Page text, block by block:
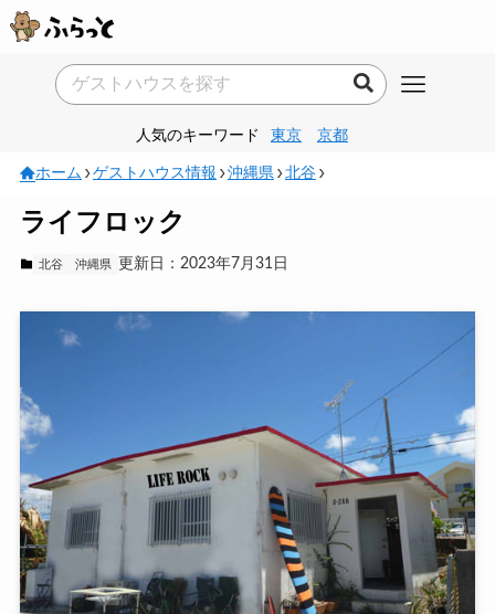
人気のキーワード 東京 京都
ホーム ゲストハウス情報 沖縄県 北谷
ライフロック
北谷 沖縄県 更新日：2023年7月31日